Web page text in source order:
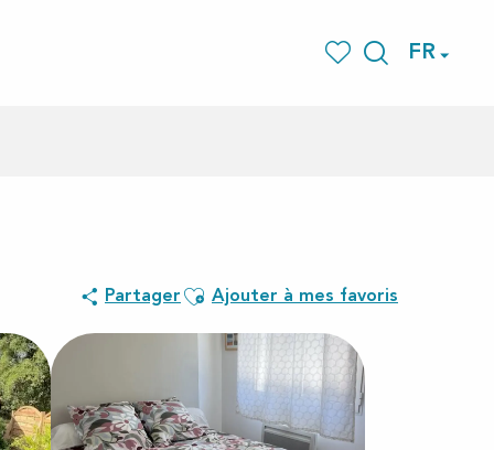
FR
Partager Ajouter aux favoris
Ajouter à mes favoris